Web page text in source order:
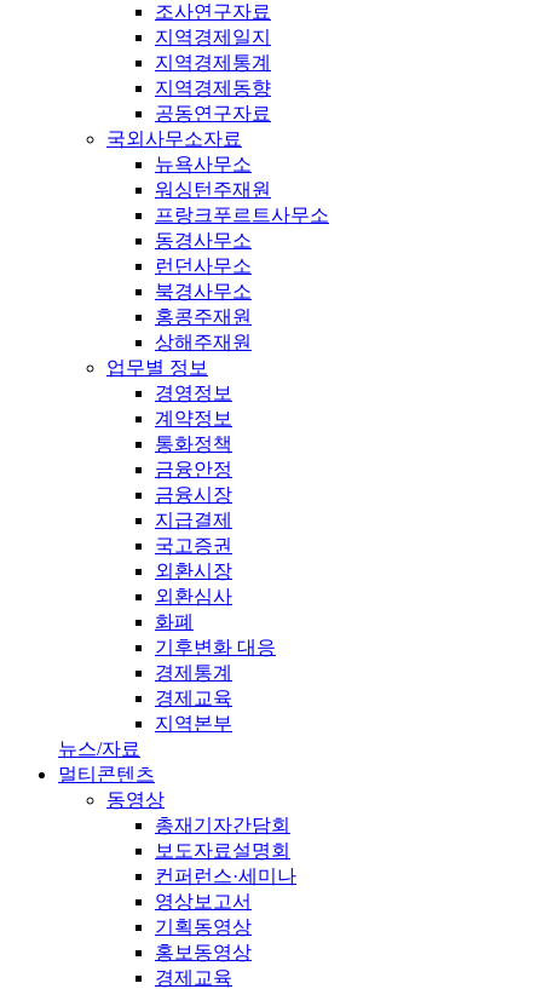
조사연구자료
지역경제일지
지역경제통계
지역경제동향
공동연구자료
국외사무소자료
뉴욕사무소
워싱턴주재원
프랑크푸르트사무소
동경사무소
런던사무소
북경사무소
홍콩주재원
상해주재원
업무별 정보
경영정보
계약정보
통화정책
금융안정
금융시장
지급결제
국고증권
외환시장
외환심사
화폐
기후변화 대응
경제통계
경제교육
지역본부
뉴스/자료
멀티콘텐츠
동영상
총재기자간담회
보도자료설명회
컨퍼런스·세미나
영상보고서
기획동영상
홍보동영상
경제교육